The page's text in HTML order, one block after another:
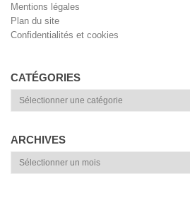
Mentions légales
Plan du site
Confidentialités et cookies
CATÉGORIES
Catégories
ARCHIVES
Archives